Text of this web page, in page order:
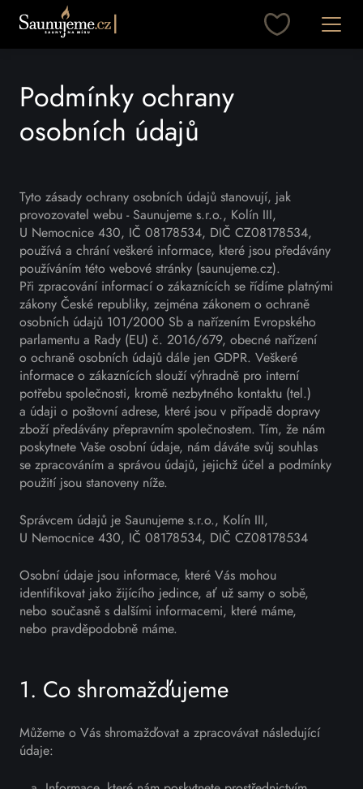
Přeskočit na obsah
Podmínky ochrany
osobních údajů
Tyto zásady ochrany osobních údajů stanovují, jak
provozovatel webu - Saunujeme s.r.o., Kolín III,
U Nemocnice 430, IČ 08178534, DIČ CZ08178534,
používá a chrání veškeré informace, které jsou předávány
používáním této webové stránky (saunujeme.cz).
Při zpracování informací o zákaznících se řídíme platnými
zákony České republiky, zejména zákonem o ochraně
osobních údajů 101/2000 Sb a nařízením Evropského
parlamentu a Rady (EU) č. 2016/679, obecné nařízení
o ochraně osobních údajů dále jen GDPR. Veškeré
informace o zákaznících slouží výhradně pro interní
potřebu společnosti, kromě nezbytného kontaktu (tel.)
a údaji o poštovní adrese, které jsou v případě dopravy
zboží předávány přepravním společnostem. Tím, že nám
poskytnete Vaše osobní údaje, nám dáváte svůj souhlas
se zpracováním a správou údajů, jejichž účel a podmínky
použití jsou stanoveny níže.
Správcem údajů je Saunujeme s.r.o., Kolín III,
U Nemocnice 430, IČ 08178534, DIČ CZ08178534
Osobní údaje jsou informace, které Vás mohou
identifikovat jako žijícího jedince, ať už samy o sobě,
nebo současně s dalšími informacemi, které máme,
nebo pravděpodobně máme.
1. Co shromažďujeme
Můžeme o Vás shromažďovat a zpracovávat následující
údaje: